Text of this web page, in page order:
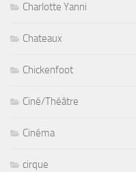
Charlotte Yanni
Chateaux
Chickenfoot
Ciné/Théâtre
Cinéma
cirque